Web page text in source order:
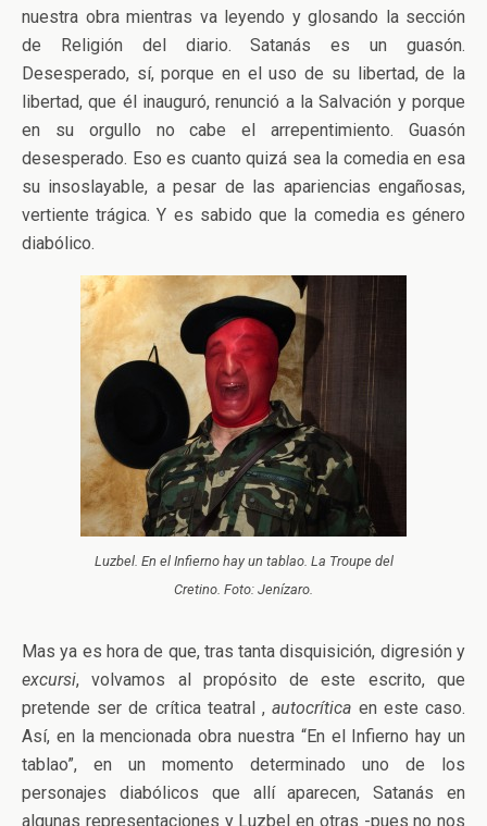
nuestra obra mientras va leyendo y glosando la sección
de Religión del diario. Satanás es un guasón.
Desesperado, sí, porque en el uso de su libertad, de la
libertad, que él inauguró, renunció a la Salvación y porque
en su orgullo no cabe el arrepentimiento. Guasón
desesperado. Eso es cuanto quizá sea la comedia en esa
su insoslayable, a pesar de las apariencias engañosas,
vertiente trágica. Y es sabido que la comedia es género
diabólico.
Luzbel. En el Infierno hay un tablao. La Troupe del
Cretino. Foto: Jenízaro.
Mas ya es hora de que, tras tanta disquisición, digresión y
excursi, volvamos al propósito de este escrito, que
pretende ser de crítica teatral ,autocrítica en este caso.
Así, en la mencionada obra nuestra “En el Infierno hay un
tablao”, en un momento determinado uno de los
personajes diabólicos que allí aparecen, Satanás en
algunas representaciones y Luzbel en otras -pues no nos